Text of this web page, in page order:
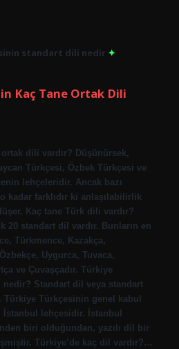
standart dili nedir
Kaç Tane Ortak Dili
dili vardır? Düşünürsek,
Türkçesi, Özbek Türkçesi ve
lehçeleridir. Ancak bazı
kadar farklıdır ki anlaşılabilirlik
Kaç tane Türk dili vardır?
20 standart dil vardır. Bunların en
Türkmence, Kazakça,
Uygurca, Tuvaca,
ve Çuvaşçadır. Türkiye
Standart dil veya standart
Türkiye Türkçesinin genel kabul
İstanbul lehçesidir. İstanbul
biri olduğundan, yazılı dil bir
Türkiye’de kaç dil vardır?…